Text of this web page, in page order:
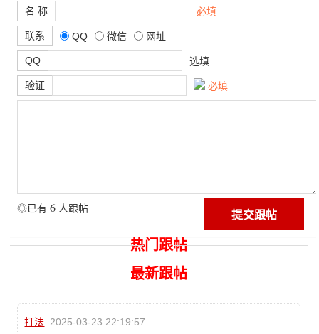
名 称 必填
联系 QQ 微信 网址
QQ 选填
验证 必填
◎已有 6 人跟帖
热门跟帖
最新跟帖
打法 2025-03-23 22:19:57